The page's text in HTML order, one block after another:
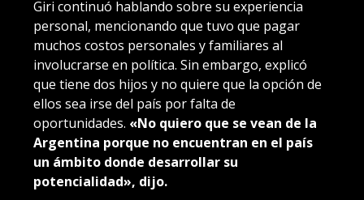
Giri continuó hablando sobre su experiencia
personal, mencionando que tuvo que pagar
muchos costos personales y familiares al
involucrarse en política. Sin embargo, explicó
que tiene dos hijos y no quiere que la opción de
ellos sea irse del país por falta de
oportunidades. «No quiero que se vean de la
Argentina porque no encuentran en el país
un ámbito donde desarrollar su
potencialidad», dijo.